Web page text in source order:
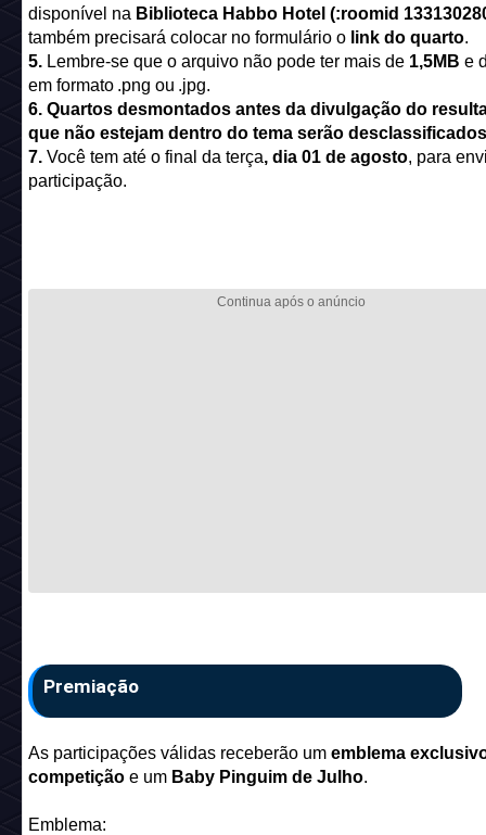
disponível na Biblioteca Habbo Hotel (:roomid
também precisará colocar no formulário o link do quarto.
5. Lembre-se que o arquivo não pode ter mais de 1,5MB e
em formato .png ou .jpg.
6. Quartos desmontados antes da divulgação do
que não estejam dentro do tema serão
7. Você tem até o final da terça, dia 01 de agosto, para
participação.
Premiação
As participações válidas receberão um emblema
competição e um Baby Pinguim de Julho.
Emblema: